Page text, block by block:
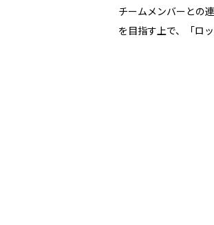
チームメンバーとの
を目指す上で、「ロ